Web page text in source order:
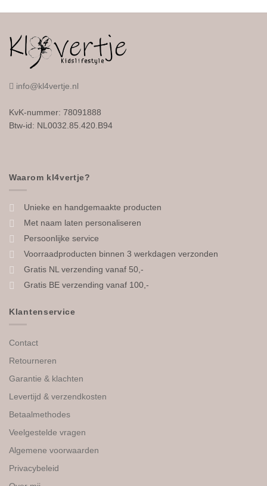
info@kl4vertje.nl
KvK-nummer: 78091888
Btw-id: NL0032.85.420.B94
Waarom kl4vertje?
Unieke en handgemaakte producten
Met naam laten personaliseren
Persoonlijke service
Voorraadproducten binnen 3 werkdagen verzonden
Gratis NL verzending vanaf 50,-
Gratis BE verzending vanaf 100,-
Klantenservice
Contact
Retourneren
Garantie & klachten
Levertijd & verzendkosten
Betaalmethodes
Veelgestelde vragen
Algemene voorwaarden
Privacybeleid